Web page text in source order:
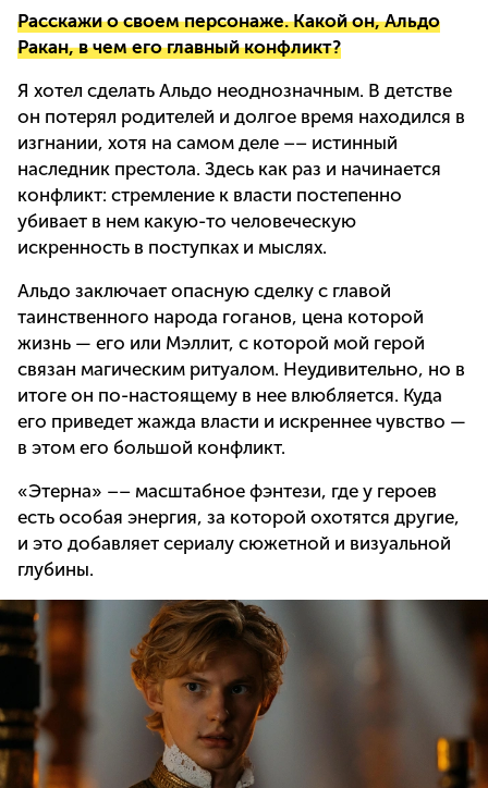
Расскажи о своем персонаже. Какой он, Альдо
Ракан, в чем его главный конфликт?
Я хотел сделать Альдо неоднозначным. В детстве
он потерял родителей и долгое время находился в
изгнании, хотя на самом деле –– истинный
наследник престола. Здесь как раз и начинается
конфликт: стремление к власти постепенно
убивает в нем какую-то человеческую
искренность в поступках и мыслях.
Альдо заключает опасную сделку с главой
таинственного народа гоганов, цена которой
жизнь — его или Мэллит, с которой мой герой
связан магическим ритуалом. Неудивительно, но в
итоге он по-настоящему в нее влюбляется. Куда
его приведет жажда власти и искреннее чувство —
в этом его большой конфликт.
«Этерна» –– масштабное фэнтези, где у героев
есть особая энергия, за которой охотятся другие,
и это добавляет сериалу сюжетной и визуальной
глубины.